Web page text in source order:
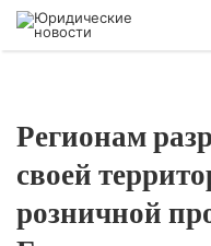
Регионам
своей
розничной